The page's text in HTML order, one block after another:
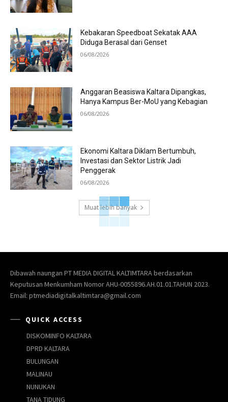
Kebakaran Speedboat Sekatak AAA
Diduga Berasal dari Genset
06/08/2026
Anggaran Beasiswa Kaltara Dipangkas,
Hanya Kampus Ber-MoU yang Kebagian
06/08/2026
Ekonomi Kaltara Diklam Bertumbuh,
Investasi dan Sektor Listrik Jadi
Penggerak
06/08/2026
Muat lebih banyak
Dibawah naungan PT MEDIA DIGITAL KALTIMTARA berdasarkan
Keputusan Menkumham Nomor AHU-0055896.AH.01.01.TAHUN 2023.
Email: ptmediadigitalkaltimtara@gmail.com
QUICK ACCESS
DISKOMINFO KALTARA
DPRD KALTARA
BULUNGAN
MALINAU
NUNUKAN
TANA TIDUNG